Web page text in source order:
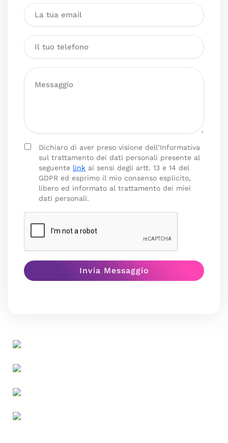
Dichiaro di aver preso visione dell’Informativa
sul trattamento dei dati personali presente al
seguente link ai sensi degli artt. 13 e 14 del
GDPR ed esprimo il mio consenso esplicito,
libero ed informato al trattamento dei miei
dati personali.